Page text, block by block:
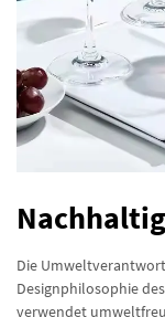
Die
Designphilosophie
verwendet